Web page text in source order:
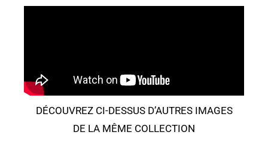
DÉCOUVREZ CI-DESSUS D’AUTRES IMAGES
DE LA MÊME COLLECTION